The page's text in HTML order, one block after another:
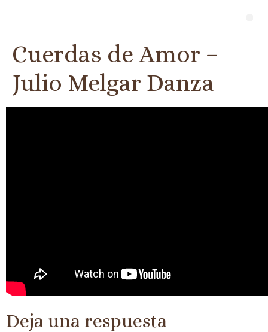
Cuerdas de Amor –
Julio Melgar Danza
Deja una respuesta